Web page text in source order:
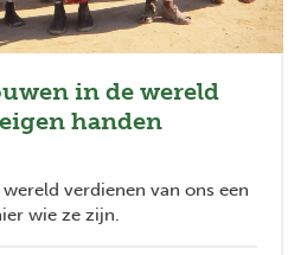
in de wereld
handen
verdienen van ons een
wie ze zijn.